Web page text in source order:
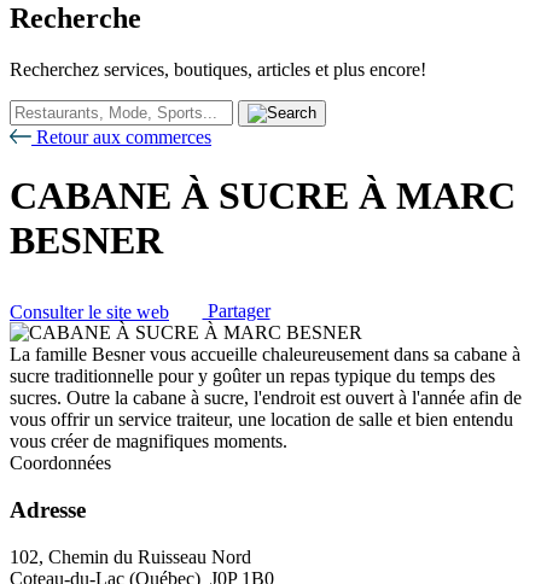
Recherche
Recherchez services, boutiques, articles et plus encore!
Retour aux commerces
CABANE À SUCRE À MARC
BESNER
Consulter le site web Partager
La famille Besner vous accueille chaleureusement dans sa cabane à
sucre traditionnelle pour y goûter un repas typique du temps des
sucres. Outre la cabane à sucre, l'endroit est ouvert à l'année afin de
vous offrir un service traiteur, une location de salle et bien entendu
vous créer de magnifiques moments.
Coordonnées
Adresse
102, Chemin du Ruisseau Nord
Coteau-du-Lac (Québec) J0P 1B0